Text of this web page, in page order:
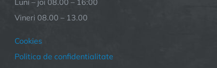
Luni – joi 08.00 – 16:00
Vineri 08.00 – 13.00
Cookies
Politica de confidentialitate